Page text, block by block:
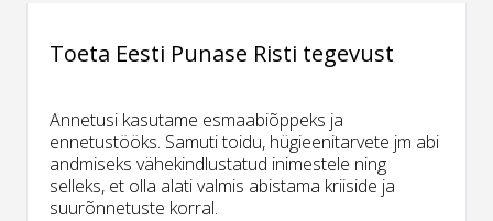
Toeta Eesti Punase Risti tegevust
Annetusi kasutame esmaabiõppeks ja
ennetustööks. Samuti toidu, hügieenitarvete jm abi
andmiseks vähekindlustatud inimestele ning
selleks, et olla alati valmis abistama kriiside ja
suurõnnetuste korral.